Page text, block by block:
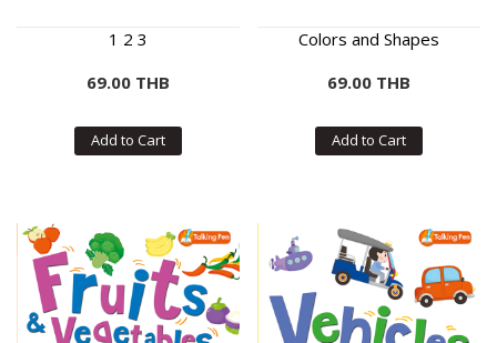
1 2 3
69.00 THB
Add to Cart
Colors and Shapes
69.00 THB
Add to Cart